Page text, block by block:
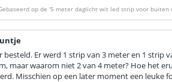
op de '5 meter daglicht wit led strip voor buiten
besteld. Er werd 1 strip van 3 meter en 1 strip
maar waarom niet 2 van 4 meter? Hoe het
Misschien op een later moment een leuke